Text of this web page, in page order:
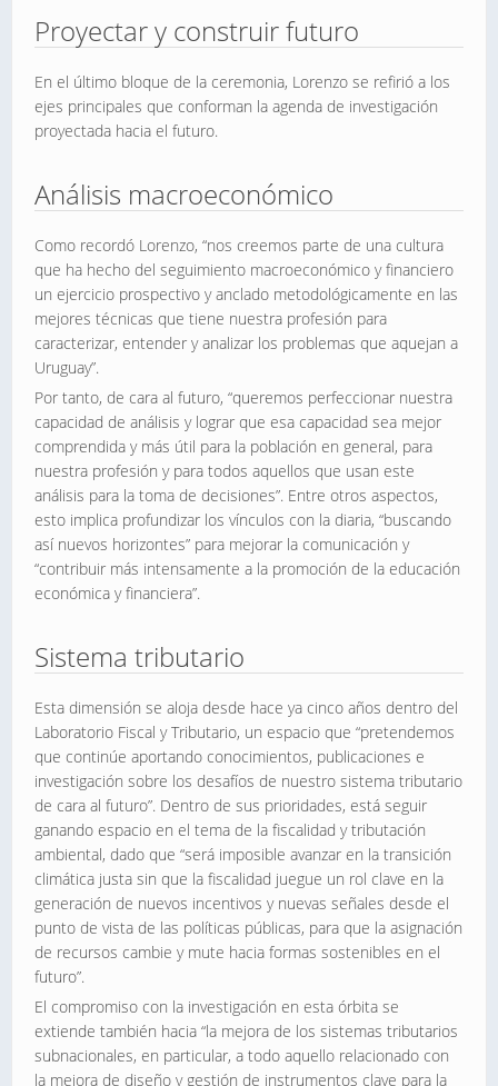
Proyectar y construir futuro
En el último bloque de la ceremonia, Lorenzo se refirió a los
ejes principales que conforman la agenda de investigación
proyectada hacia el futuro.
Análisis macroeconómico
Como recordó Lorenzo, “nos creemos parte de una cultura
que ha hecho del seguimiento macroeconómico y financiero
un ejercicio prospectivo y anclado metodológicamente en las
mejores técnicas que tiene nuestra profesión para
caracterizar, entender y analizar los problemas que aquejan a
Uruguay”.
Por tanto, de cara al futuro, “queremos perfeccionar nuestra
capacidad de análisis y lograr que esa capacidad sea mejor
comprendida y más útil para la población en general, para
nuestra profesión y para todos aquellos que usan este
análisis para la toma de decisiones”. Entre otros aspectos,
esto implica profundizar los vínculos con la diaria, “buscando
así nuevos horizontes” para mejorar la comunicación y
“contribuir más intensamente a la promoción de la educación
económica y financiera”.
Sistema tributario
Esta dimensión se aloja desde hace ya cinco años dentro del
Laboratorio Fiscal y Tributario, un espacio que “pretendemos
que continúe aportando conocimientos, publicaciones e
investigación sobre los desafíos de nuestro sistema tributario
de cara al futuro”. Dentro de sus prioridades, está seguir
ganando espacio en el tema de la fiscalidad y tributación
ambiental, dado que “será imposible avanzar en la transición
climática justa sin que la fiscalidad juegue un rol clave en la
generación de nuevos incentivos y nuevas señales desde el
punto de vista de las políticas públicas, para que la asignación
de recursos cambie y mute hacia formas sostenibles en el
futuro”.
El compromiso con la investigación en esta órbita se
extiende también hacia “la mejora de los sistemas tributarios
subnacionales, en particular, a todo aquello relacionado con
la mejora de diseño y gestión de instrumentos clave para la